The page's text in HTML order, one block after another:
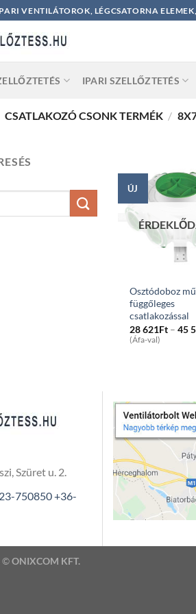
VENTILÁTOROK, LÉGCSATORNA
IPARI SZELLŐZTETÉS
CSATLAKOZÓ CSONK TERMÉK /
ÚJ
Osztódoboz
függőleges
csatlakozással
28 621Ft – 45
(Áfa-val)
Szüret u. 2.
750850+36-
©ONIXCOM KFT.